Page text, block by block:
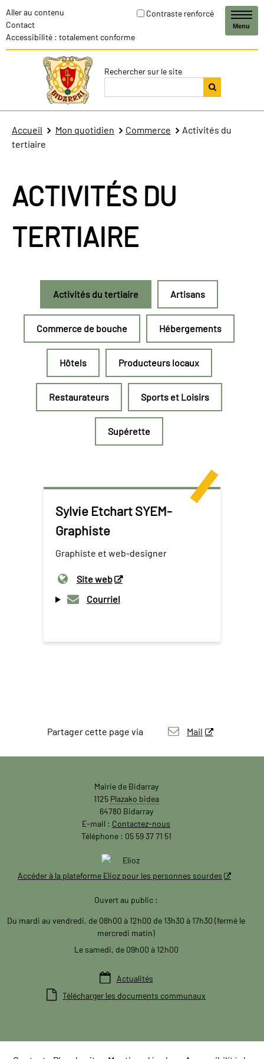
Aller au contenu
Contact
Accessibilité : totalement conforme
Contraste renforcé
Rechercher sur le site
Menu
Accueil Mon quotidien Commerce
Activités du
tertiaire
ACTIVITÉS DU
TERTIAIRE
Activités du tertiaire Artisans
Commerce de bouche Hébergements
Hôtels Producteurs locaux
Restaurateurs Sports et Loisirs
Supérette
Sylvie Etchart SYEM-
Graphiste
Graphiste et web-designer
Site web
Courriel
Partager cette page via Mail
Mairie de Bidarray
1125 Plazako bidea
64780 Bidarray
E-mail : Contactez-nous
Téléphone : 05 59 37 71 51
Accéder à la plateforme Elioz pour les personnes sourdes
Ouvert au public :
Du mardi au vendredi, de 08h00 à 12h00 de 13h30 à 17h30 (fermé le
mercredi matin)
Le samedi, de 09h00 à 12h00
 Actualités
 Télécharger les documents communaux